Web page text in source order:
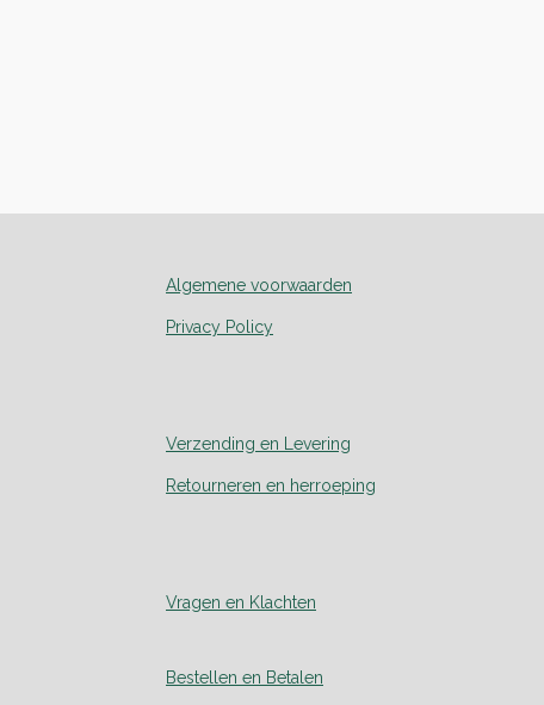
Algemene voorwaarden
Privacy Policy
Verzending en Levering
Retourneren en herroeping
Vragen en Klachten
Bestellen en Betalen